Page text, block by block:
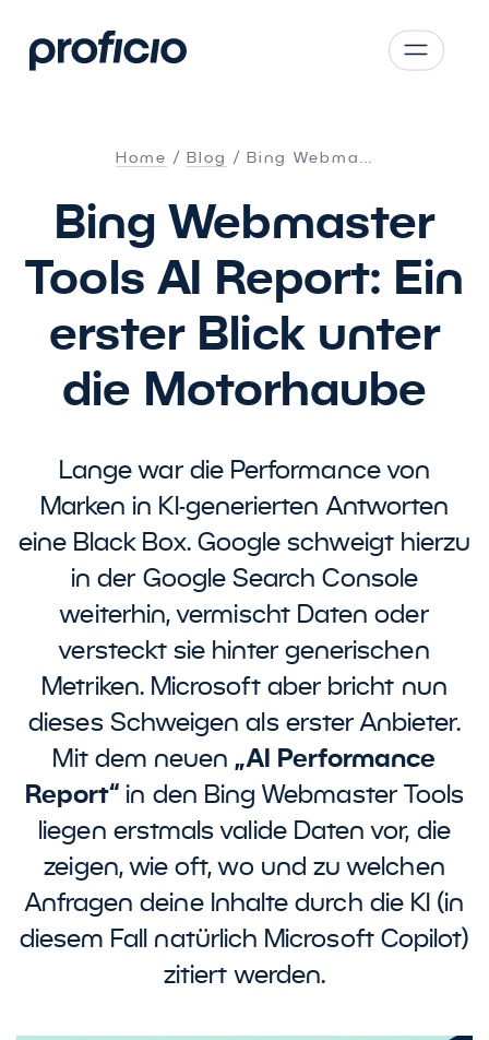
AT
PL
Home Blog Bing Webma…
Bing Webmaster
Tools AI Report: Ein
erster Blick unter
die Motorhaube
Lange war die Performance von
Marken in KI-generierten Antworten
eine Black Box. Google schweigt hierzu
in der Google Search Console
weiterhin, vermischt Daten oder
versteckt sie hinter generischen
Metriken. Microsoft aber bricht nun
dieses Schweigen als erster Anbieter.
Mit dem neuen „AI Performance
Report“ in den Bing Webmaster Tools
liegen erstmals valide Daten vor, die
zeigen, wie oft, wo und zu welchen
Anfragen deine Inhalte durch die KI (in
diesem Fall natürlich Microsoft Copilot)
zitiert werden.